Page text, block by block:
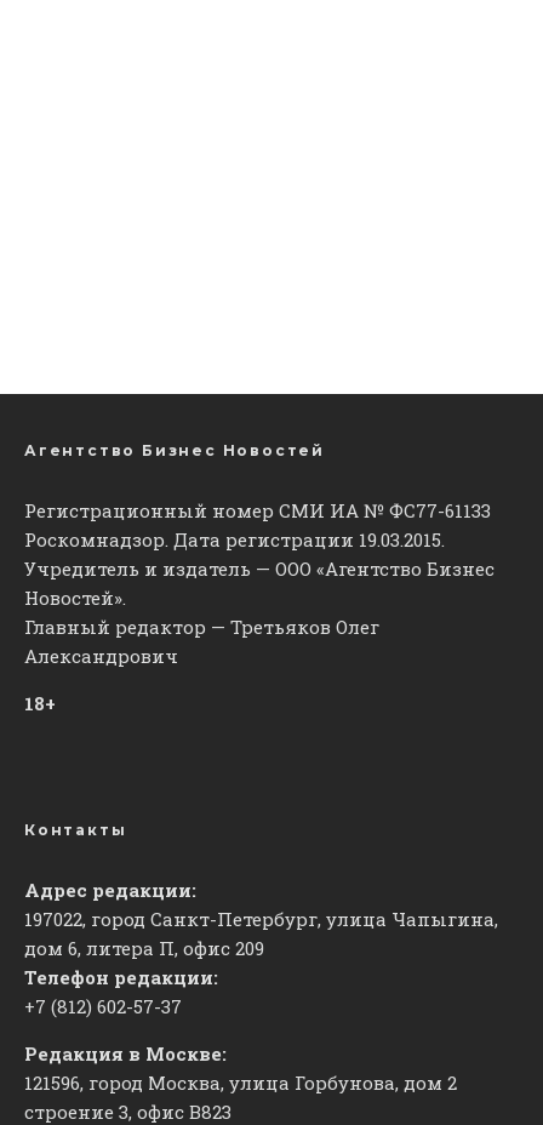
Агентство Бизнес Новостей
Регистрационный номер СМИ ИА № ФС77-61133
Роскомнадзор. Дата регистрации 19.03.2015.
Учредитель и издатель — ООО «Агентство Бизнес
Новостей».
Главный редактор — Третьяков Олег
Александрович
18+
Контакты
Адрес редакции:
197022, город Санкт-Петербург, улица Чапыгина,
дом 6, литера П, офис 209
Телефон редакции:
+7 (812) 602-57-37
Редакция в Москве:
121596, город Москва, улица Горбунова, дом 2
строение 3, офис ​В823